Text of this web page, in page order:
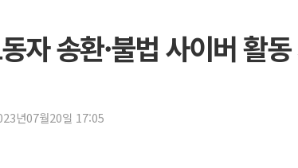
러, 1인칭시점 드론
[베트남 증시] 지수 하
해군 1함대 창설 80
자 송환·불법 사이버 활
년07월20일 17:05